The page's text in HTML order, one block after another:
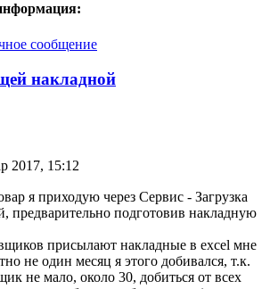
сообщение
накладной
2017, 15:12
я приходую через Сервис - Загрузка
предварительно подготовив накладную
присылают накладные в excel мне
не один месяц я этого добивался, т.к.
не мало, около 30, добиться от всех